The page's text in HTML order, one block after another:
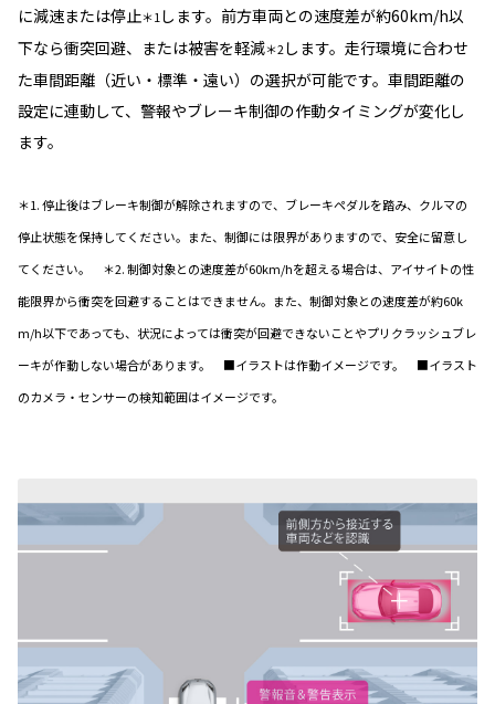
に減速または停止＊1 します。前方車両との速度差が約60km/h以
下なら衝突回避、または被害を軽減＊2 します。走行環境に合わせ
た車間距離（近い・標準・遠い）の選択が可能です。車間距離の
設定に連動して、警報やブレーキ制御の作動タイミングが変化し
ます。
＊1. 停止後はブレーキ制御が解除されますので、ブレーキペダルを踏み、クルマの
停止状態を保持してください。また、制御には限界がありますので、安全に留意し
てください。 ＊2. 制御対象との速度差が60km/hを超える場合は、アイサイトの性
能限界から衝突を回避することはできません。また、制御対象との速度差が約60k
m/h以下であっても、状況によっては衝突が回避できないことやプリクラッシュブレ
ーキが作動しない場合があります。 ■イラストは作動イメージです。 ■イラスト
のカメラ・センサーの検知範囲はイメージです。